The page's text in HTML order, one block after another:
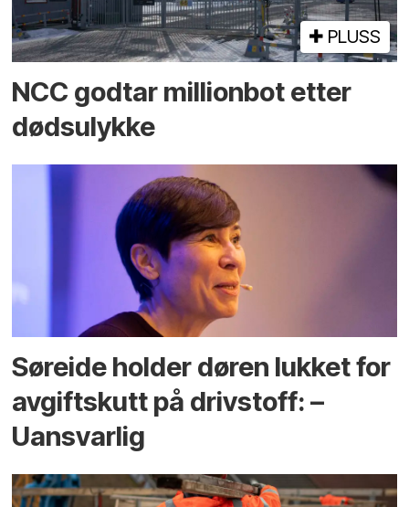
PLUSS
NCC godtar millionbot etter
dødsulykke
Søreide holder døren lukket for
avgiftskutt på drivstoff: –
Uansvarlig